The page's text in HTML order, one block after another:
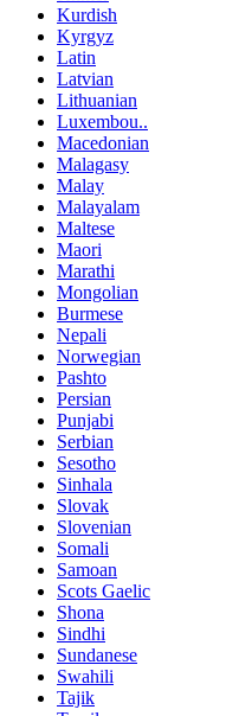
Kurdish
Kyrgyz
Latin
Latvian
Lithuanian
Luxembou..
Macedonian
Malagasy
Malay
Malayalam
Maltese
Maori
Marathi
Mongolian
Burmese
Nepali
Norwegian
Pashto
Persian
Punjabi
Serbian
Sesotho
Sinhala
Slovak
Slovenian
Somali
Samoan
Scots Gaelic
Shona
Sindhi
Sundanese
Swahili
Tajik